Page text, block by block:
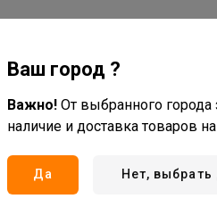
по предназначению и
деталь. Крепёжный
надёжно держит
Ваш город ?
Важно! От выбранного города
наличие и доставка товаров на
Да Нет, выбрать